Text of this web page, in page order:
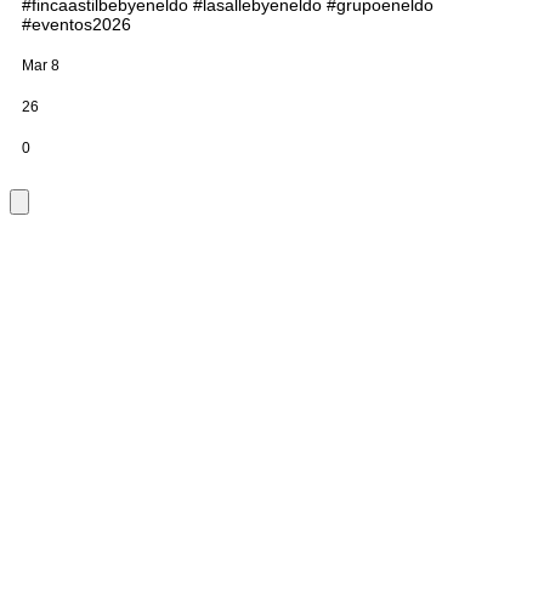
#fincaastilbebyeneldo #lasallebyeneldo #grupoeneldo
#eventos2026
Mar 8
26
0